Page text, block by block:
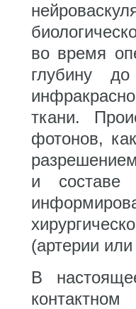
во время
глубину
ткани.
фотонов,
и составе
(артерии
В